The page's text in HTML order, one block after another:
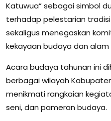
Katuwua” sebagai simbol
terhadap pelestarian
sekaligus menegaskan
kekayaan budaya dan alam
Acara budaya tahunan ini
berbagai wilayah
menikmati rangkaian
seni, dan pameran budaya.